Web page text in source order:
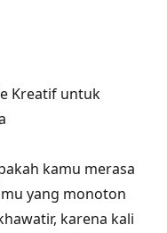
Kreatif untuk
kamu merasa
yang monoton
karena kali